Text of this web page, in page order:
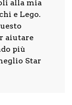
alla mia
e Lego.
aiutare
più
Star